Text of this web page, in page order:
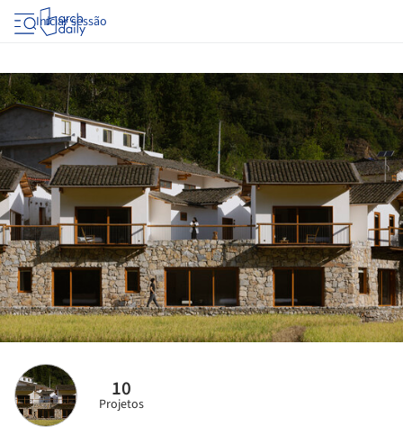
Iniciar sessão
10
Projetos